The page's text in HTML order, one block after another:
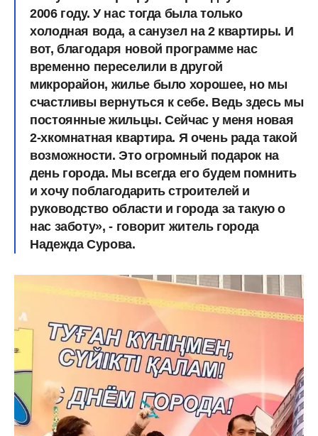
2006 году. У нас тогда была только
холодная вода, а санузел на 2 квартиры. И
вот, благодаря новой программе нас
временно переселили в другой
микрорайон, жилье было хорошее, но мы
счастливы вернуться к себе. Ведь здесь мы
постоянные жильцы. Сейчас у меня новая
2-хкомнатная квартира. Я очень рада такой
возможности. Это огромный подарок на
день города. Мы всегда его будем помнить
и хочу поблагодарить строителей и
руководство области и города за такую о
нас заботу», - говорит житель города
Надежда Сурова.